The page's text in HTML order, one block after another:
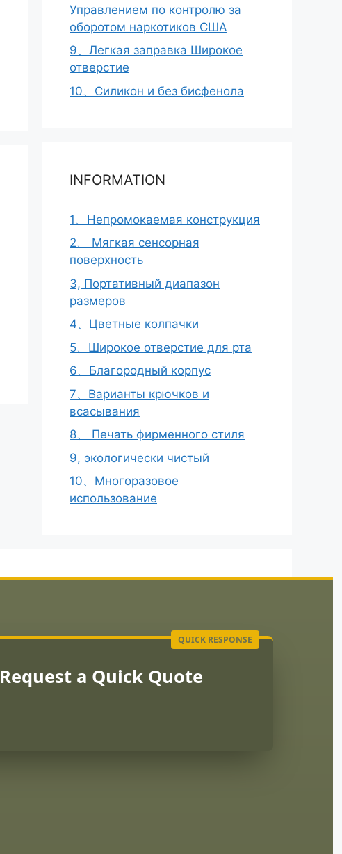
Управлением по контролю за
оборотом наркотиков США
9、Легкая заправка Широкое
отверстие
10、Силикон и без бисфенола
INFORMATION
1、Непромокаемая конструкция
2、 Мягкая сенсорная
поверхность
3, Портативный диапазон
размеров
4、Цветные колпачки
5、Широкое отверстие для рта
6、Благородный корпус
7、Варианты крючков и
всасывания
8、 Печать фирменного стиля
9, экологически чистый
10、Многоразовое
использование
Request a Quick Quote